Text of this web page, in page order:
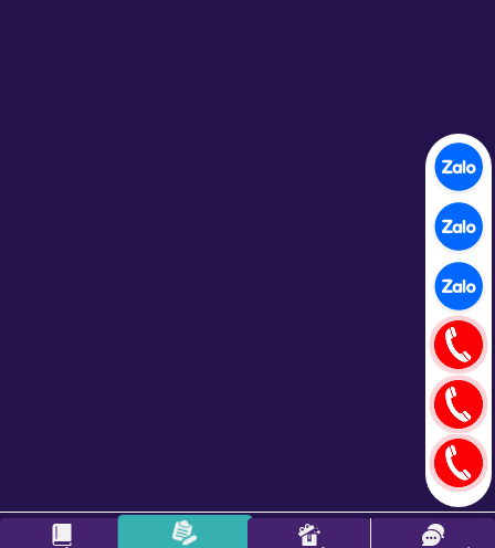
Copyright 2026 ©Trường Đại học Intracom
. All rights